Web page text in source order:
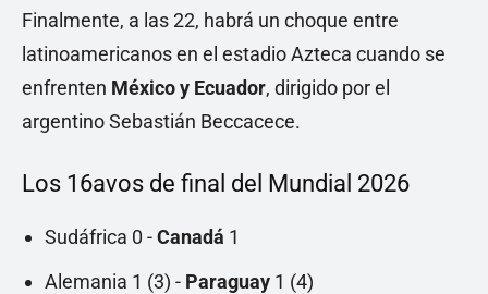
Finalmente, a las 22, habrá un choque entre
latinoamericanos en el estadio Azteca cuando se
enfrenten México y Ecuador, dirigido por el
argentino Sebastián Beccacece.
Los 16avos de final del Mundial 2026
Sudáfrica 0 -Canadá 1
Alemania 1 (3) - Paraguay 1 (4)